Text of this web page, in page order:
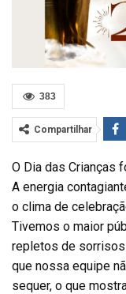
383
Compartilhar
O Dia das Crianças
A energia
o clima de
Tivemos o maior
repletos de
que nossa equipe
sequer, o que